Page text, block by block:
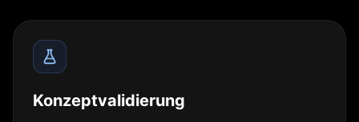
Konzeptvalidierung